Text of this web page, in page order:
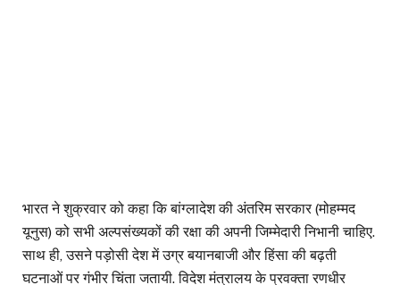
भारत ने शुक्रवार को कहा कि बांग्लादेश की अंतरिम सरकार (मोहम्मद
यूनुस) को सभी अल्पसंख्यकों की रक्षा की अपनी जिम्मेदारी निभानी चाहिए.
साथ ही, उसने पड़ोसी देश में उग्र बयानबाजी और हिंसा की बढ़ती
घटनाओं पर गंभीर चिंता जतायी. विदेश मंत्रालय के प्रवक्ता रणधीर